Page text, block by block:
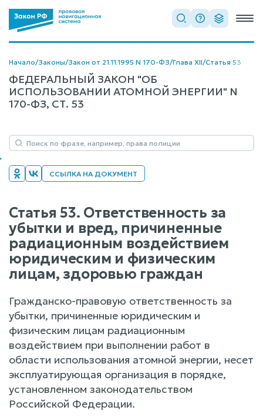
Начало/Законы/Закон от 21.11.1995 N 170-ФЗ/Глава XII/Статья 53
ФЕДЕРАЛЬНЫЙ ЗАКОН "ОБ
ИСПОЛЬЗОВАНИИ АТОМНОЙ ЭНЕРГИИ" N
170-ФЗ, СТ. 53
ССЫЛКА НА ДОКУМЕНТ
Статья 53. Ответственность за
убытки и вред, причиненные
радиационным воздействием
юридическим и физическим
лицам, здоровью граждан
Гражданско-правовую ответственность за
убытки, причиненные юридическим и
физическим лицам радиационным
воздействием при выполнении работ в
области использования атомной энергии, несет
эксплуатирующая организация в порядке,
установленном законодательством
Российской Федерации.